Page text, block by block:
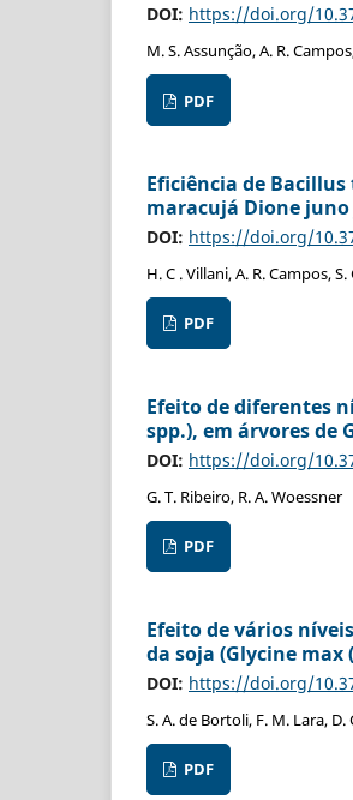
DOI: https://doi.org/
M. S. Assunção, A. R.
PDF
Eficiência de
maracujá Dione juno
DOI: https://doi.org/
H. C . Villani, A. R. Campos,
PDF
Efeito de diferentes
spp.), em árvores de
DOI: https://doi.org/
G. T. Ribeiro, R. A. Woessner
PDF
Efeito de vários
da soja (Glycine
DOI: https://doi.org/
S. A. de Bortoli, F. M. Lara,
PDF